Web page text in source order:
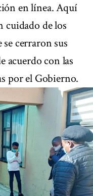
en línea. Aquí
cuidado de los
cerraron sus
acuerdo con las
por el Gobierno.